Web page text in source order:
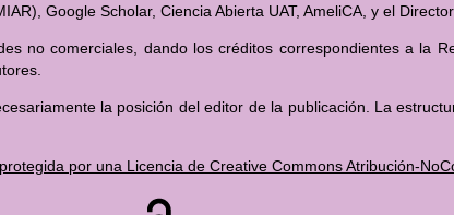
Google Scholar, Ciencia Abierta UAT, AmeliCA, y el
no comerciales, dando los créditos correspondientes a la
la posición del editor de la publicación. La
por una Licencia de Creative Commons Atribución-